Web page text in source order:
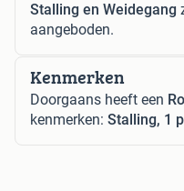
Stalling en Weidegang
aangeboden.
Kenmerken
Doorgaans heeft een
kenmerken: Stalling, 1